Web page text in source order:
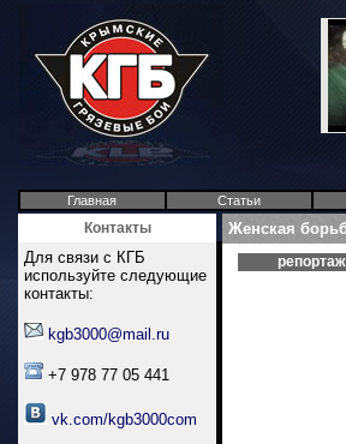
Главная Статьи
Контакты
Для связи с КГБ
используйте следующие
контакты:
kgb3000@mail.ru
+7 978 77 05 441
vk.com/kgb3000com
Женская